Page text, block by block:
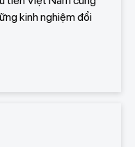
kinh nghiệm đổi